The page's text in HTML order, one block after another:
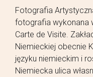
Fotografia
fotografia wykonana
Carte de Visite.
Niemieckiej obecnie
języku niemieckim i
Niemiecka ulica